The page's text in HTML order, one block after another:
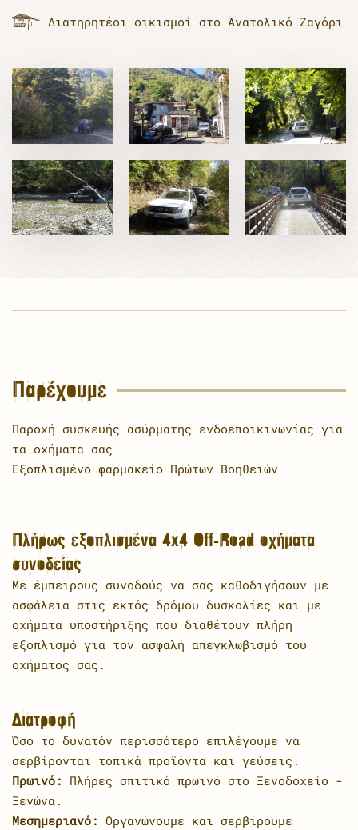
Διατηρητέοι οικισμοί στο Ανατολικό Ζαγόρι
Παρέχουμε
Παροχή συσκευής ασύρματης ενδοεποικινωνίας για
τα οχήματα σας
Εξοπλισμένο φαρμακείο Πρώτων Βοηθειών
Πλήρως εξοπλισμένα 4x4 Off-Road οχήματα
συνοδείας
Με έμπειρους συνοδούς να σας καθοδιγήσουν με
ασφάλεια στις εκτός δρόμου δυσκολίες και με
οχήματα υποστήριξης που διαθέτουν πλήρη
εξοπλισμό για τον ασφαλή απεγκλωβισμό του
οχήματος σας.
Διατροφή
Όσο το δυνατόν περισσότερο επιλέγουμε να
σερβίρονται τοπικά προϊόντα και γεύσεις.
Πρωινό: Πλήρες σπιτικό πρωινό στο Ξενοδοχείο -
Ξενώνα.
Μεσημεριανό: Οργανώνουμε και σερβίρουμε